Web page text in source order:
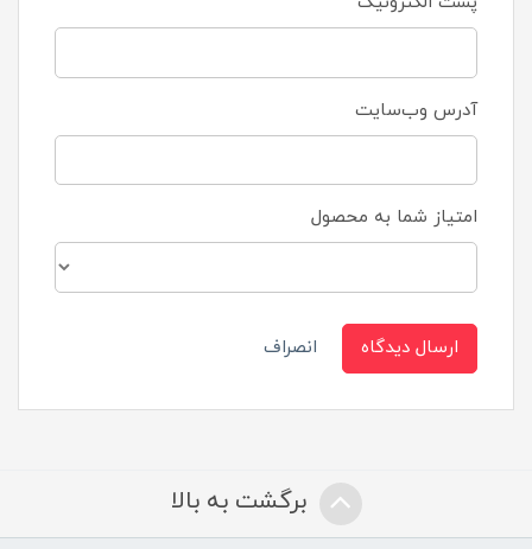
آدرس وب‌سایت
امتیاز شما به محصول
ارسال دیدگاه انصراف
برگشت به بالا